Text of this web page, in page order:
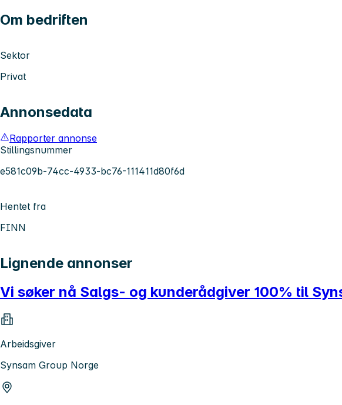
Om bedriften
Sektor
Privat
Annonsedata
Rapporter annonse
Stillingsnummer
e581c09b-74cc-4933-bc76-111411d80f6d
Hentet fra
FINN
Lignende annonser
Vi søker nå Salgs- og kunderådgiver 100% til
Arbeidsgiver
Synsam Group Norge